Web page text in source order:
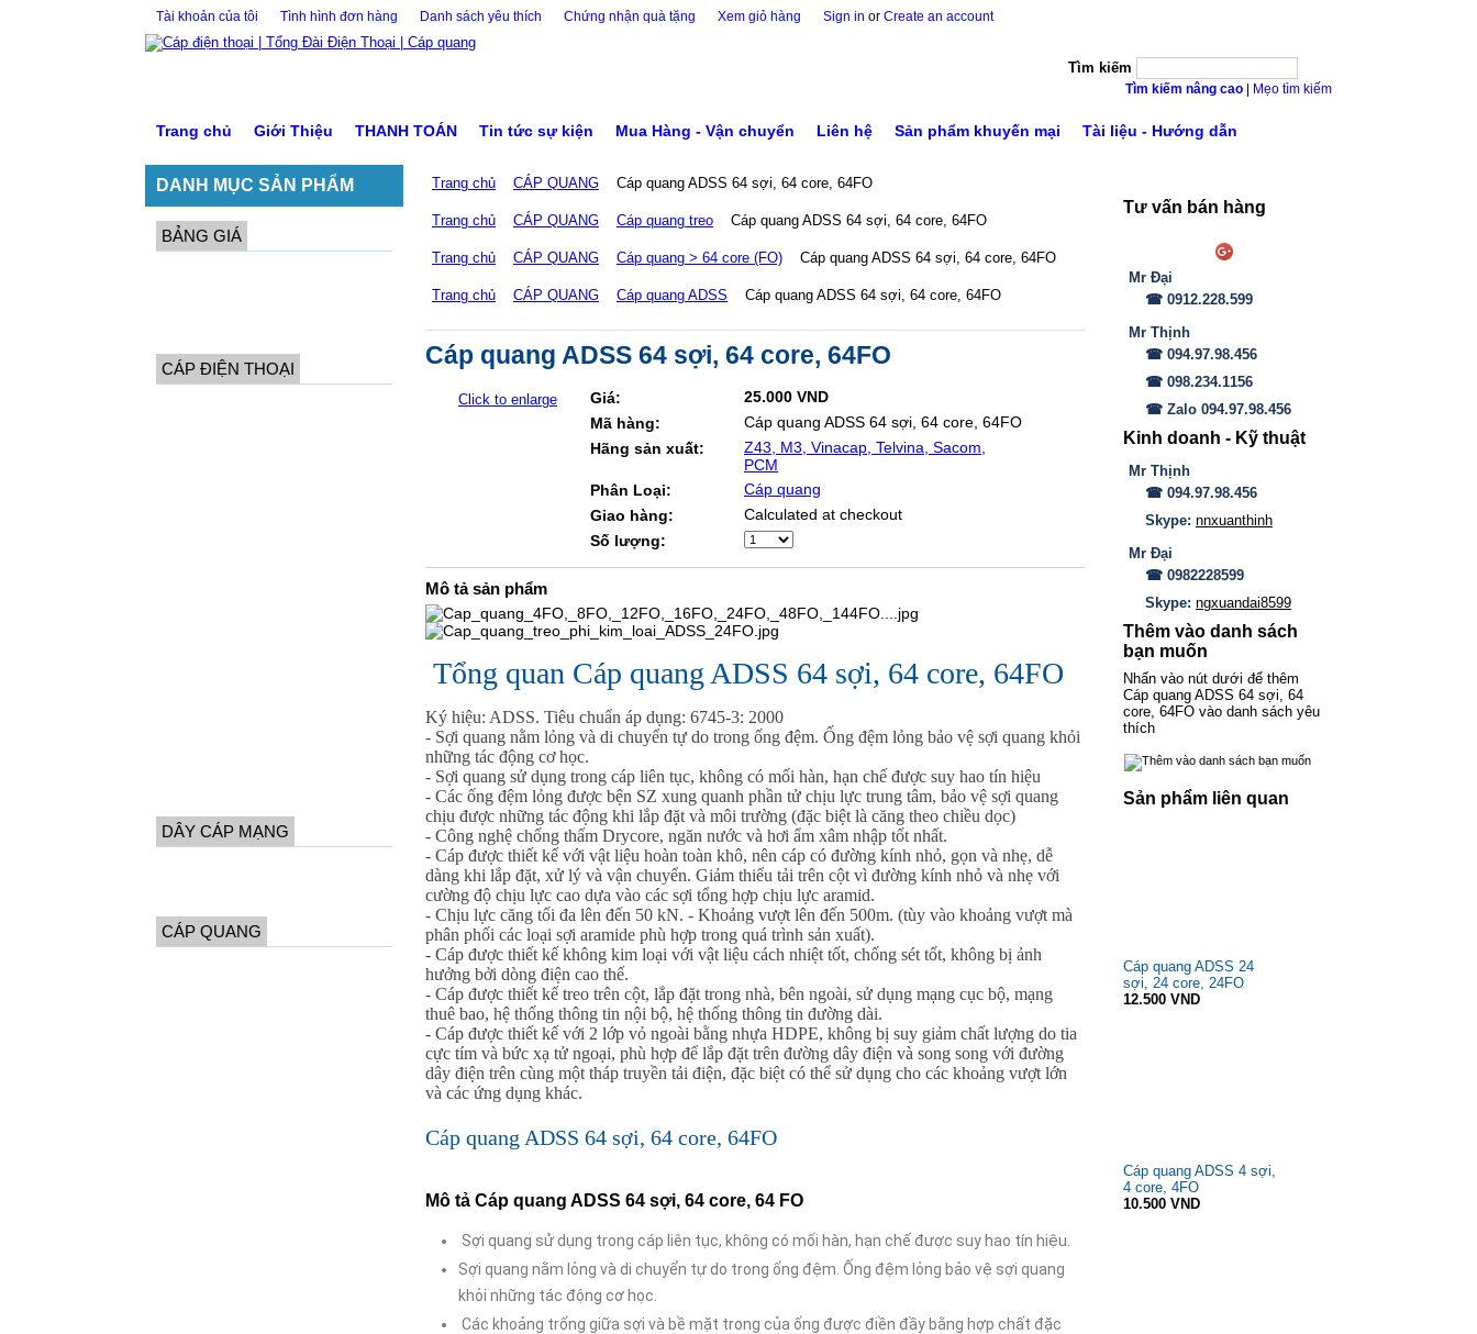
Tài khoản của tôi Tình hình đơn hàng Danh sách yêu thích Chứng nhận quà tặng Xem giỏ hàng Sign in or Create an account
Tìm kiếm
Tìm kiếm nâng cao Mẹo tìm kiếm
Trang chủ Giới Thiệu THANH TOÁN Tin tức sự kiện Mua Hàng - Vận chuyển Liên hệ Sản phẩm khuyến mại Tài liệu - Hướng dẫn
DANH MỤC SẢN PHẨM
BẢNG GIÁ
CÁP ĐIỆN THOẠI
DÂY CÁP MẠNG
CÁP QUANG
Trang chủ CÁP QUANG Cáp quang ADSS 64 sợi, 64 core, 64FO
Trang chủ CÁP QUANG Cáp quang treo Cáp quang ADSS 64 sợi, 64 core, 64FO
Trang chủ CÁP QUANG Cáp quang > 64 core (FO) Cáp quang ADSS 64 sợi, 64 core, 64FO
Trang chủ CÁP QUANG Cáp quang ADSS Cáp quang ADSS 64 sợi, 64 core, 64FO
Cáp quang ADSS 64 sợi, 64 core, 64FO
Click to enlarge Giá:
25.000 VND
Mã hàng:
Cáp quang ADSS 64 sợi, 64 core, 64FO
Hãng sản xuất:
Z43, M3, Vinacap, Telvina, Sacom,
PCM
Phân Loại:
Cáp quang
Giao hàng:
Calculated at checkout
Số lượng:
Mô tả sản phẩm
Tổng quan Cáp quang ADSS 64 sợi, 64 core, 64FO
Ký hiệu: ADSS. Tiêu chuẩn áp dụng: 6745-3: 2000
- Sợi quang nằm lỏng và di chuyển tự do trong ống đệm. Ống đệm lỏng bảo vệ sợi quang khỏi
những tác động cơ học.
- Sợi quang sử dụng trong cáp liên tục, không có mối hàn, hạn chế được suy hao tín hiệu
- Các ống đệm lỏng được bện SZ xung quanh phần tử chịu lực trung tâm, bảo vệ sợi quang
chịu được những tác động khi lắp đặt và môi trường (đặc biệt là căng theo chiều dọc)
- Công nghệ chống thấm Drycore, ngăn nước và hơi ẩm xâm nhập tốt nhất.
- Cáp được thiết kế với vật liệu hoàn toàn khô, nên cáp có đường kính nhỏ, gọn và nhẹ, dễ
dàng khi lắp đặt, xử lý và vận chuyển. Giảm thiểu tải trên cột vì đường kính nhỏ và nhẹ với
cường độ chịu lực cao dựa vào các sợi tổng hợp chịu lực aramid.
- Chịu lực căng tối đa lên đến 50 kN. - Khoảng vượt lên đến 500m. (tùy vào khoảng vượt mà
phân phối các loại sợi aramide phù hợp trong quá trình sản xuất).
- Cáp được thiết kế không kim loại với vật liệu cách nhiệt tốt, chống sét tốt, không bị ảnh
hưởng bởi dòng điện cao thế.
- Cáp được thiết kế treo trên cột, lắp đặt trong nhà, bên ngoài, sử dụng mạng cục bộ, mạng
thuê bao, hệ thống thông tin nội bộ, hệ thống thông tin đường dài.
- Cáp được thiết kế với 2 lớp vỏ ngoài bằng nhựa HDPE, không bị suy giảm chất lượng do tia
cực tím và bức xạ tử ngoại, phù hợp để lắp đặt trên đường dây điện và song song với đường
dây điện trên cùng một tháp truyền tải điện, đặc biệt có thể sử dụng cho các khoảng vượt lớn
và các ứng dụng khác.
Cáp quang ADSS 64 sợi, 64 core, 64FO
Mô tả Cáp quang ADSS 64 sợi, 64 core, 64 FO
Sợi quang sử dụng trong cáp liên tục, không có mối hàn, hạn chế được suy hao tín hiệu.
Sợi quang nằm lỏng và di chuyển tự do trong ống đệm. Ống đệm lỏng bảo vệ sợi quang
khỏi những tác động cơ học.
Các khoảng trống giữa sợi và bề mặt trong của ống được điền đầy bằng hợp chất đặc
Tư vấn bán hàng
Mr Đại
☎ 0912.228.599
Mr Thịnh
☎ 094.97.98.456
☎ 098.234.1156
☎ Zalo 094.97.98.456
Kinh doanh - Kỹ thuật
Mr Thịnh
☎ 094.97.98.456
Skype: nnxuanthinh
Mr Đại
☎ 0982228599
Skype: ngxuandai8599
Thêm vào danh sách
bạn muốn
Nhấn vào nút dưới để thêm
Cáp quang ADSS 64 sợi, 64
core, 64FO vào danh sách yêu
thích
Sản phẩm liên quan
Cáp quang ADSS 24
sợi, 24 core, 24FO
12.500 VND
Cáp quang ADSS 4 sợi,
4 core, 4FO
10.500 VND